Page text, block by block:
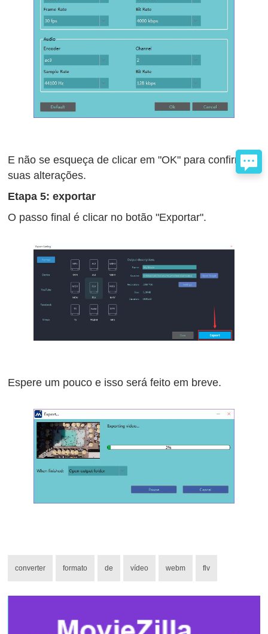
E não se esqueça de clicar em "OK" para confirmar
suas alterações.
Etapa 5: exportar
O passo final é clicar no botão "Exportar".
Espere um pouco e isso será feito em breve.
converter formato de vídeo webm flv